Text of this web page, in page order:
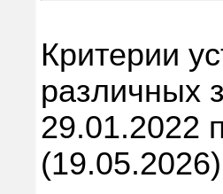
Критерии
различных
29.01.2022